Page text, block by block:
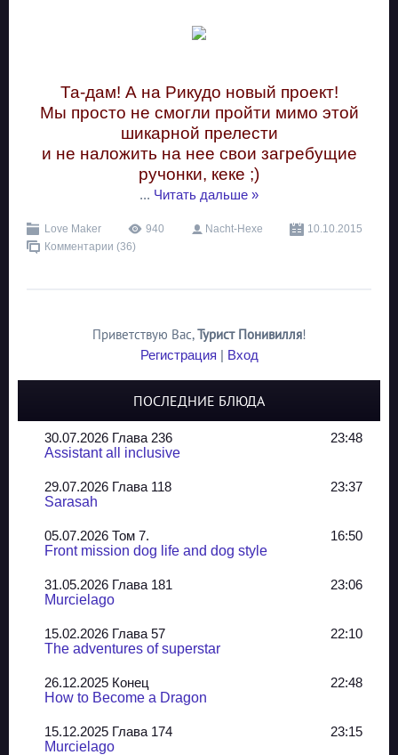
Та-дам! А на Рикудо новый проект!
Мы просто не смогли пройти мимо этой
шикарной прелести
и не наложить на нее свои загребущие
ручонки, кеке ;)
... Читать дальше »
Love Maker 940 Nacht-Hexe
10.10.2015
Комментарии (36)
Приветствую Вас,Турист Понивилля!
Регистрация | Вход
ПОСЛЕДНИЕ БЛЮДА
30.07.2026 Глава 236
23:48
Assistant all inclusive
29.07.2026 Глава 118
23:37
Sarasah
05.07.2026 Том 7.
16:50
Front mission dog life and dog style
31.05.2026 Глава 181
23:06
Murcielago
15.02.2026 Глава 57
22:10
The adventures of superstar
26.12.2025 Конец
22:48
How to Become a Dragon
15.12.2025 Глава 174
23:15
Murcielago